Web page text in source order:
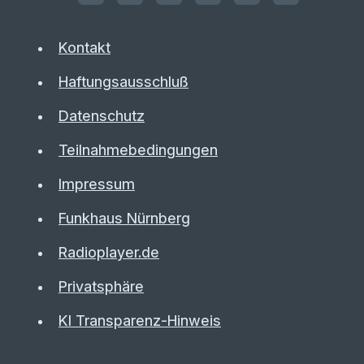
Kontakt
Haftungsausschluß
Datenschutz
Teilnahmebedingungen
Impressum
Funkhaus Nürnberg
Radioplayer.de
Privatsphäre
KI Transparenz-Hinweis